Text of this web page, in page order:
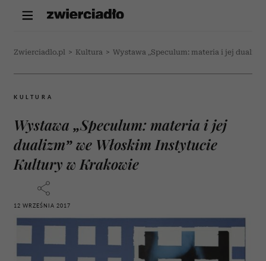
Zwierciadlo.pl > Kultura > Wystawa „Speculum: materia i jej
KULTURA
Wystawa „Speculum: materia i jej
dualizm” we Włoskim Instytucie
Kultury w Krakowie
12 WRZEŚNIA 2017